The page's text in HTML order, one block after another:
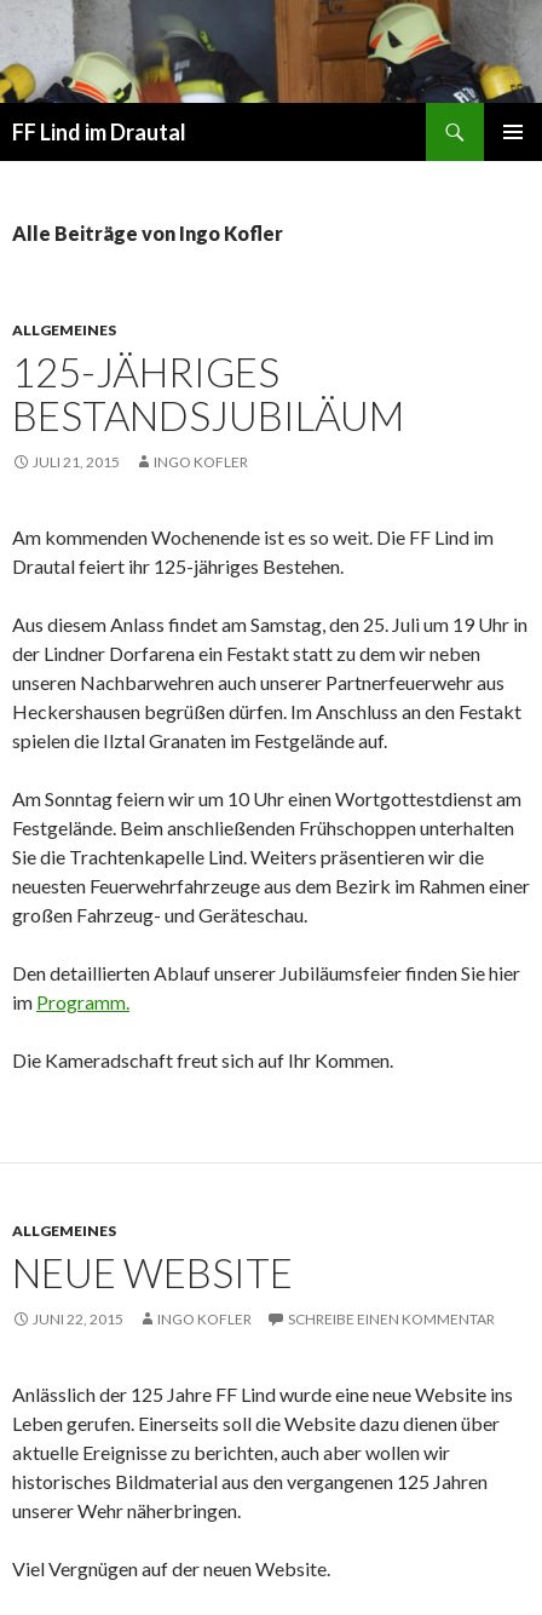
FF Lind im Drautal
Alle Beiträge von Ingo Kofler
ALLGEMEINES
125-JÄHRIGES
BESTANDSJUBILÄUM
JULI 21, 2015 INGO KOFLER
Am kommenden Wochenende ist es so weit. Die FF Lind im
Drautal feiert ihr 125-jähriges Bestehen.
Aus diesem Anlass findet am Samstag, den 25. Juli um 19 Uhr in
der Lindner Dorfarena ein Festakt statt zu dem wir neben
unseren Nachbarwehren auch unserer Partnerfeuerwehr aus
Heckershausen begrüßen dürfen. Im Anschluss an den Festakt
spielen die Ilztal Granaten im Festgelände auf.
Am Sonntag feiern wir um 10 Uhr einen Wortgottestdienst am
Festgelände. Beim anschließenden Frühschoppen unterhalten
Sie die Trachtenkapelle Lind. Weiters präsentieren wir die
neuesten Feuerwehrfahrzeuge aus dem Bezirk im Rahmen einer
großen Fahrzeug- und Geräteschau.
Den detaillierten Ablauf unserer Jubiläumsfeier finden Sie hier
im Programm.
Die Kameradschaft freut sich auf Ihr Kommen.
ALLGEMEINES
NEUE WEBSITE
JUNI 22, 2015 INGO KOFLER SCHREIBE EINEN KOMMENTAR
Anlässlich der 125 Jahre FF Lind wurde eine neue Website ins
Leben gerufen. Einerseits soll die Website dazu dienen über
aktuelle Ereignisse zu berichten, auch aber wollen wir
historisches Bildmaterial aus den vergangenen 125 Jahren
unserer Wehr näherbringen.
Viel Vergnügen auf der neuen Website.